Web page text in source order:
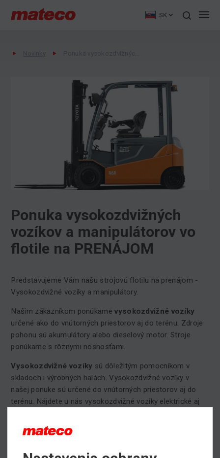
SK
Ponuka vysokozdvižných
vozíkov a manipulátorov vo
flotile na PRENÁJOM
Predstavujeme Vám našu strojovú flotilu na prenájom -
Vysokozdvižné vozíky a manipulátory.
Našim zákazníkom ponúkamevysokozdvižné vozíky
určené ako do vnútorných priestorov aj do terénu. Zdroje
pohonu sú akumulátory alebo dieselový motor. Stroje
ponúkame s rôznymi nosnosťami.
Vysokozdvižné vozíky sú dôležitým pomocníkom v
skladoch i výrobných halách. Vysokozdvižné vozíky v
našej ponuke sú určené do vnútorných priestorov aj do
terénu. Nájdete u nás vysokozdvižné vozíky elektrické aj
motorom nájdete spoľahlivé stroje značiek Toyota a
Manitou Buggie, ktoré sa líšia podľa nosnosti.